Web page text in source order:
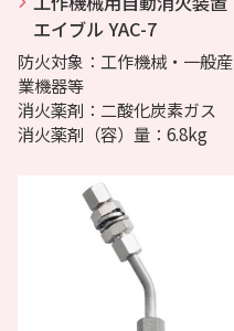
エイブル YAC-7
防火対象：工作機械・一般産
業機器等
消火薬剤：二酸化炭素ガス
消火薬剤（容）量：6.8kg